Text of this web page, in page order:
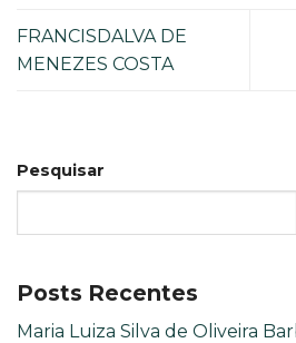
FRANCISDALVA DE
MENEZES COSTA
Pesquisar
Posts Recentes
Maria Luiza Silva de Oliveira